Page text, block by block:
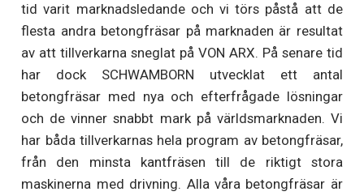
tid varit marknadsledande och vi törs påstå att de
flesta andra betongfräsar på marknaden är resultat
av att tillverkarna sneglat på VON ARX. På senare tid
har dock SCHWAMBORN utvecklat ett antal
betongfräsar med nya och efterfrågade lösningar
och de vinner snabbt mark på världsmarknaden. Vi
har båda tillverkarnas hela program av betongfräsar,
från den minsta kantfräsen till de riktigt stora
maskinerna med drivning. Alla våra betongfräsar är